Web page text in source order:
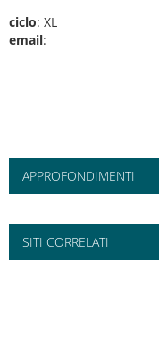
ciclo: XL
email:
APPROFONDIMENTI
SITI CORRELATI